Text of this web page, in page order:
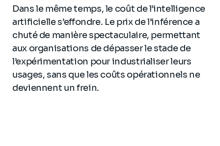
Dans le même temps, le coût de l’intelligence
artificielle s’effondre. Le prix de l’inférence a
chuté de manière spectaculaire, permettant
aux organisations de dépasser le stade de
l’expérimentation pour industrialiser leurs
usages, sans que les coûts opérationnels ne
deviennent un frein.